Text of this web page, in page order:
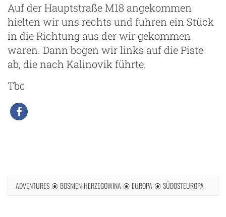
Auf der Hauptstraße M18 angekommen
hielten wir uns rechts und fuhren ein Stück
in die Richtung aus der wir gekommen
waren. Dann bogen wir links auf die Piste
ab, die nach Kalinovik führte.
Tbc
ADVENTURES BOSNIEN-HERZEGOWINA EUROPA SÜDOSTEUROPA